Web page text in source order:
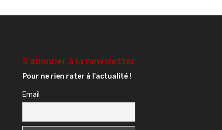
S’abonner à la newsletter
Pour ne rien rater à l'actualité !
Email